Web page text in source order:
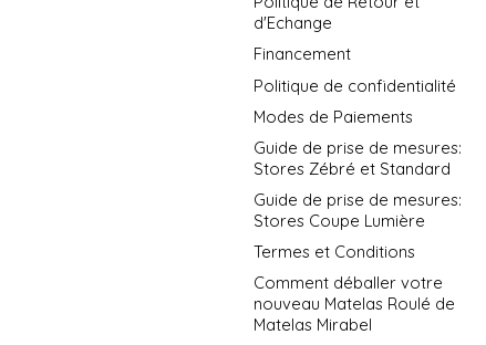
d'Echange
Financement
Politique de confidentialité
Modes de Paiements
Guide de prise de mesures:
Stores Zébré et Standard
Guide de prise de mesures:
Stores Coupe Lumière
Termes et Conditions
Comment déballer votre
nouveau Matelas Roulé de
Matelas Mirabel